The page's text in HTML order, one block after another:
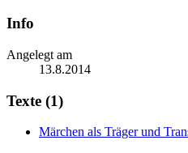
Info
Angelegt am
13.8.2014
Texte (1)
Märchen als Träger und